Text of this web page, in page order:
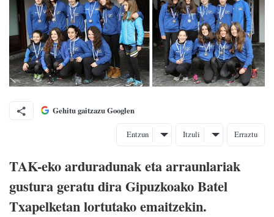
Gehitu gaitzazu Googlen
Entzun Itzuli Erraztu
TAK-eko arduradunak eta arraunlariak
gustura geratu dira Gipuzkoako Batel
Txapelketan lortutako emaitzekin.